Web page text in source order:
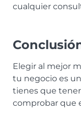
cualquier
Elegir al mejor
tu negocio es
tienes que
comprobar que